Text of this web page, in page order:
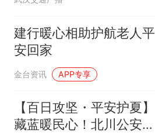
建行暖心相助护航老人平
安回家
金台资讯 APP专享
【百日攻坚・平安护夏】
藏蓝暖民心！北川公安接